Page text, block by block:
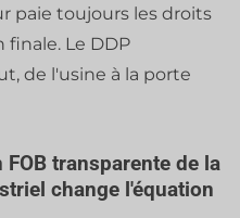
paie toujours les droits
Le DDP
de l'usine à la porte
transparente de la
change l'équation